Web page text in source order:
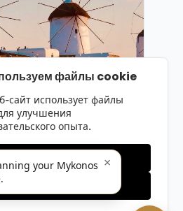
файлы cookie
сайт использует файлы
улучшения
опыта.
Только необходимые
your Mykonos ×